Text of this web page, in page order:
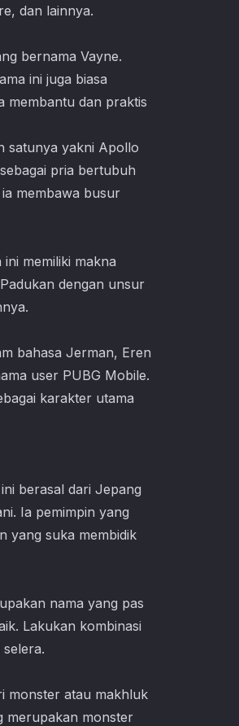
dan lainnya.
bernama Vayne.
ini juga biasa
membantu dan praktis
satunya yakni Apollo
pria bertubuh
membawa busur
memiliki makna
dengan unsur
bahasa Jerman, Eren
user PUBG Mobile.
karakter utama
berasal dari Jepang
Ia pemimpin yang
yang suka membidik
nama yang pas
Lakukan kombinasi
monster atau makhluk
merupakan monster